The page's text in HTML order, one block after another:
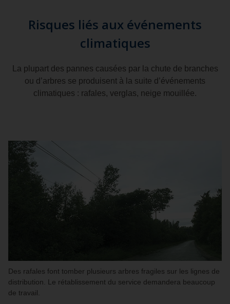
Risques liés aux événements
climatiques
La plupart des pannes causées par la chute de branches
ou d’arbres se produisent à la suite d’événements
climatiques : rafales, verglas, neige mouillée.
Des rafales font tomber plusieurs arbres fragiles sur les lignes de
distribution. Le rétablissement du service demandera beaucoup
de travail.